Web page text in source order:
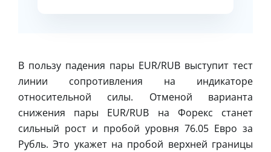
В пользу падения пары EUR/RUB выступит тест
линии сопротивления на индикаторе
относительной силы. Отменой варианта
снижения пары EUR/RUB на Форекс станет
сильный рост и пробой уровня 76.05 Евро за
Рубль. Это укажет на пробой верхней границы